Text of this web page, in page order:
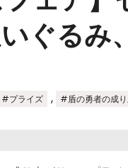
ぐる
#プライズ , #盾の勇者の成り